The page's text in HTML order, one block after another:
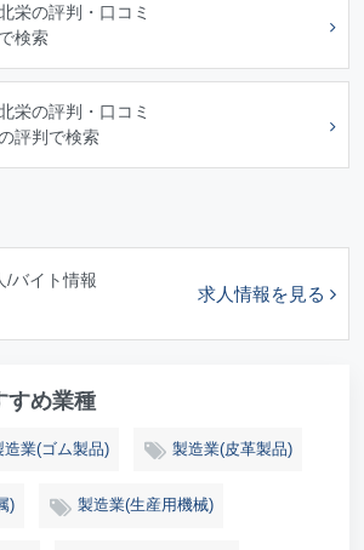
栄の評判・口コミ
検索
栄の評判・口コミ
評判で検索
/バイト情報
求人情報を見る
すめ業種
造業(ゴム製品) 製造業(皮革製品)
) 製造業(生産用機械)